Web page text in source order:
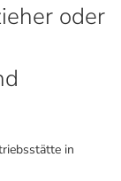
oder
in